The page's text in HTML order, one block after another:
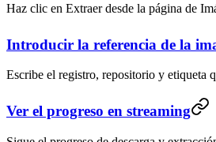
Haz clic en Extraer desde la página de
Introducir la referencia de la
Escribe el registro, repositorio y etiqueta
Ver el progreso en streaming